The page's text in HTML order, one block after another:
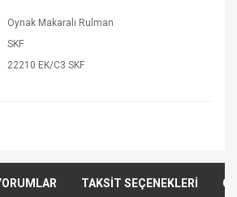
Oynak Makaralı Rulman
SKF
22210 EK/C3 SKF
TAKSİT SEÇENEKLERİ